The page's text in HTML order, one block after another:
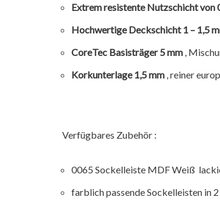
Extrem resistente Nutzschicht von
Hochwertige Deckschicht 1 – 1,5
CoreTec Basisträger 5 mm ,
Korkunterlage 1,5 mm , reiner
Verfügbares Zubehör :
0065 Sockelleiste MDF Weiß
farblich passende Sockelleisten in